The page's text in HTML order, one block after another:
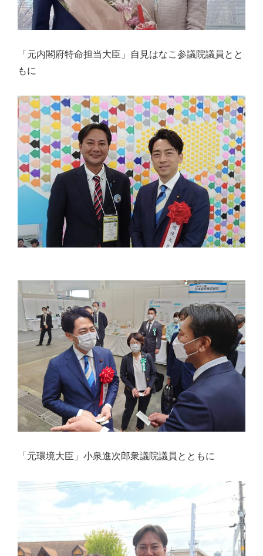
「元内閣府特命担当大臣」自見はなこ参議院議員とと
もに
「元環境大臣」小泉進次郎衆議院議員とともに